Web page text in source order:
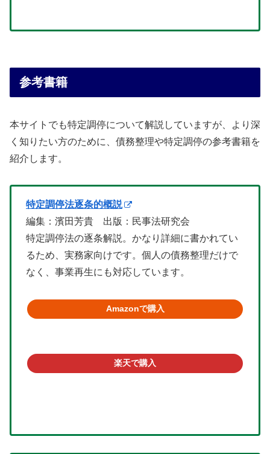
参考書籍
本サイトでも特定調停について解説していますが、より深
く知りたい方のために、債務整理や特定調停の参考書籍を
紹介します。
特定調停法逐条的概説
編集：濱田芳貴 出版：民事法研究会
特定調停法の逐条解説。かなり詳細に書かれてい
るため、実務家向けです。個人の債務整理だけで
なく、事業再生にも対応しています。
Amazonで購入
楽天で購入